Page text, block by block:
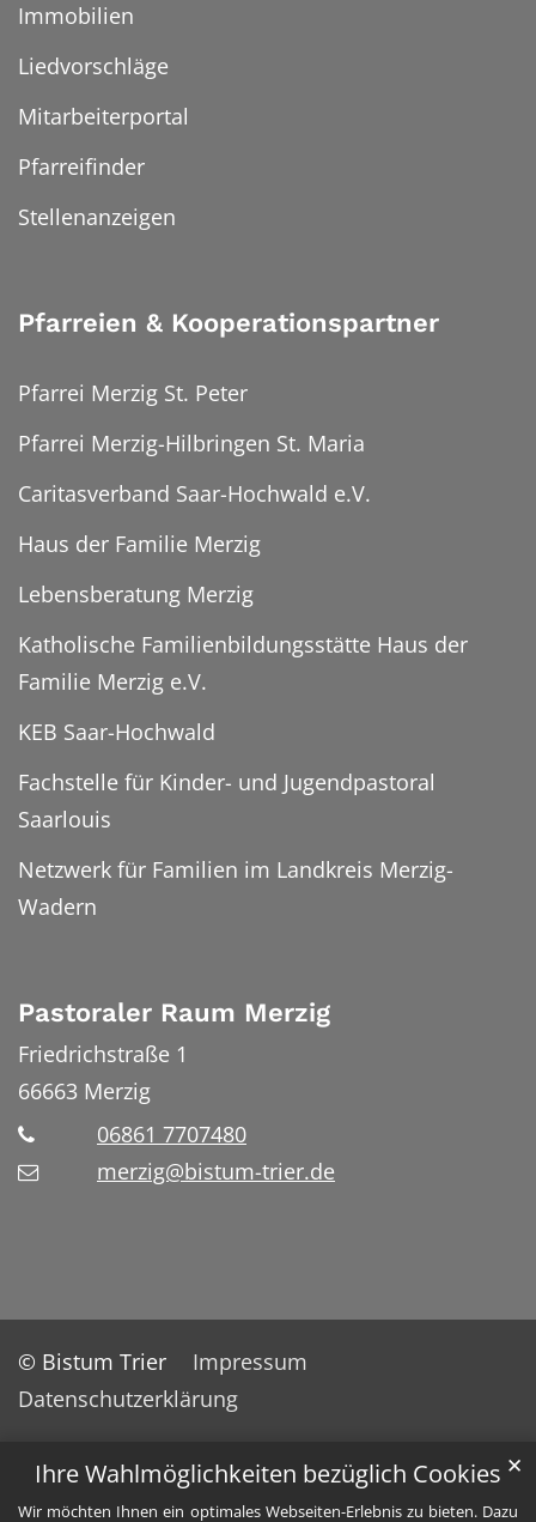
Ihre Wahlmöglichkeiten bezüglich Cookies
Wir möchten Ihnen ein optimales Webseiten-Erlebnis zu bieten. Dazu
✕
Immobilien
Liedvorschläge
Mitarbeiterportal
Pfarreifinder
Stellenanzeigen
Pfarreien & Kooperationspartner
Pfarrei Merzig St. Peter
Pfarrei Merzig-Hilbringen St. Maria
Caritasverband Saar-Hochwald e.V.
Haus der Familie Merzig
Lebensberatung Merzig
Katholische Familienbildungsstätte Haus der
Familie Merzig e.V.
KEB Saar-Hochwald
Fachstelle für Kinder- und Jugendpastoral
Saarlouis
Netzwerk für Familien im Landkreis Merzig-
Wadern
Pastoraler Raum Merzig
Friedrichstraße 1
66663 Merzig
06861 7707480
merzig@bistum-trier.de
© Bistum Trier
Impressum
Datenschutzerklärung